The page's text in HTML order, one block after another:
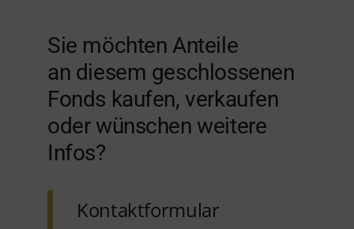
Sie möchten Anteile
an diesem geschlossenen
Fonds kaufen, verkaufen
oder wünschen weitere
Infos?
Kontaktformular